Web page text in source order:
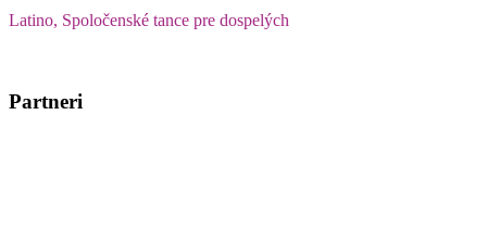
Latino, Spoločenské tance pre dospelých
Partneri